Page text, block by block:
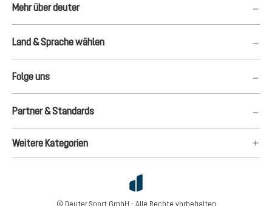
Mehr über deuter
Land & Sprache wählen
Folge uns
Partner & Standards
Weitere Kategorien
© Deuter Sport GmbH - Alle Rechte vorbehalten